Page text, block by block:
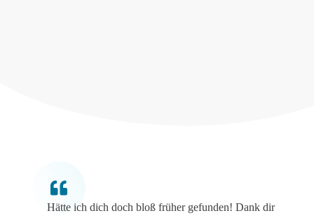
Hätte ich dich doch bloß früher gefunden! Dank dir